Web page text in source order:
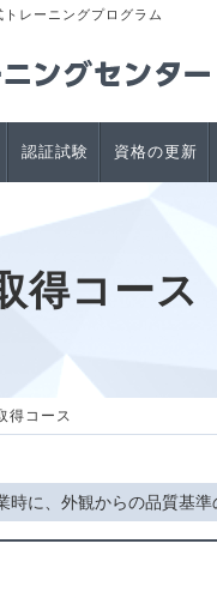
レーニングプログラム
認証試験 資格の更新
得コース
得コース
時に、外観からの品質基